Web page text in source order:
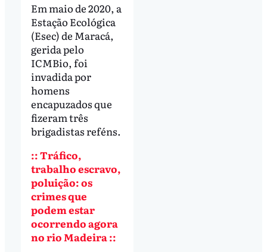
Em maio de 2020, a
Estação Ecológica
(Esec) de Maracá,
gerida pelo
ICMBio, foi
invadida por
homens
encapuzados que
fizeram três
brigadistas reféns.
:: Tráfico,
trabalho escravo,
poluição: os
crimes que
podem estar
ocorrendo agora
no rio Madeira ::